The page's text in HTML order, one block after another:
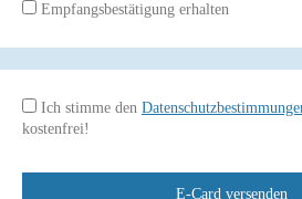
Empfangsbestätigung erhalten
Ich stimme den
kostenfrei!